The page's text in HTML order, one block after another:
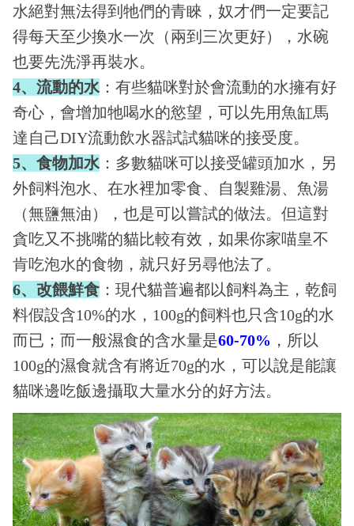
水絕對無法得到牠們的青睞，奴才們一定要記
得每天至少換水一次（兩到三次更好），水碗
也要先洗淨再裝水。
4、流動的水：有些貓咪對於會流動的水擁有好
奇心，會增加牠喝水的慾望，可以先用魚缸馬
達自己DIY流動飲水器試試貓咪的接受度。
5、食物加水：多數貓咪可以接受罐頭加水，另
外飼料泡水、在水裡加零食、自製雞湯、魚湯
（無鹽無油），也是可以嘗試的做法。但這對
貪吃又不挑嘴的貓比較有效，如果你家喵皇不
肯吃泡水的食物，就只好另尋他法了。
6、改餵鮮食 ：現代貓普遍都以飼料為主，乾飼
料假設含10%的水，100g的飼料也只含10g的水
而已；而一般濕食的含水量是60-70% ，所以
100g的濕食就含有將近70g的水，可以說是能讓
貓咪邊吃飯邊攝取大量水分的好方法。